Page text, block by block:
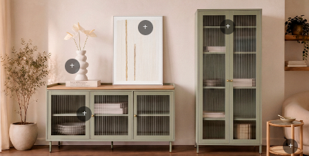
+
+
+
+
+